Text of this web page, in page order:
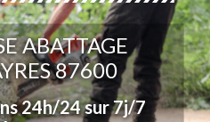
ABATTAGE
87600
24h/24 sur 7j/7